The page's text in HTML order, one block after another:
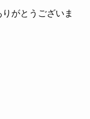
がとうございま